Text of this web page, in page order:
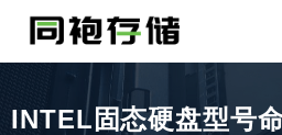
INTEL固态硬盘型号